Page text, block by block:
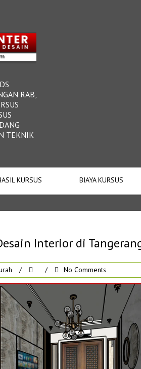
RAB,
TEKNIK
KURSUS BIAYA KURSUS
Interior di
/ / No Comments